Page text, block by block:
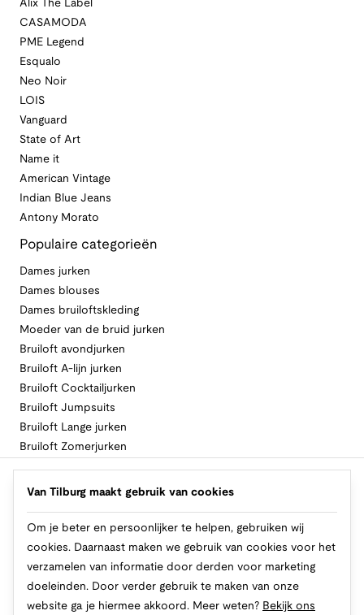
Alix The Label
CASAMODA
PME Legend
Esqualo
Neo Noir
LOIS
Vanguard
State of Art
Name it
American Vintage
Indian Blue Jeans
Antony Morato
Populaire categorieën
Dames jurken
Dames blouses
Dames bruiloftskleding
Moeder van de bruid jurken
Bruiloft avondjurken
Bruiloft A-lijn jurken
Bruiloft Cocktailjurken
Bruiloft Jumpsuits
Bruiloft Lange jurken
Bruiloft Zomerjurken
Volg Van Tilburg
Makkelijk en veilig betalen
Van Tilburg maakt gebruik van cookies
Om je beter en persoonlijker te helpen, gebruiken wij
cookies. Daarnaast maken we gebruik van cookies voor het
verzamelen van informatie door derden voor marketing
doeleinden. Door verder gebruik te maken van onze
website ga je hiermee akkoord. Meer weten? Bekijk ons